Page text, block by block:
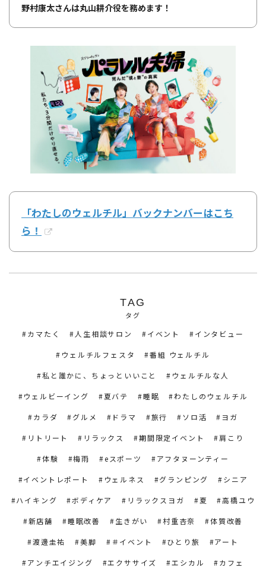
野村康太さんは丸山耕介役を務めます！
「わたしのウェルチル」バックナンバーはこち
ら！
TAG
タグ
カマたく 人生相談サロン イベント インタビュー
ウェルチルフェスタ 番組 ウェルチル
私と誰かに、ちょっといいこと ウェルチルな人
ウェルビーイング 夏バテ 睡眠 わたしのウェルチル
カラダ グルメ ドラマ 旅行 ソロ活 ヨガ
リトリート リラックス 期間限定イベント 肩こり
体験 梅雨 eスポーツ アフタヌーンティー
イベントレポート ウェルネス グランピング シニア
ハイキング ボディケア リラックスヨガ 夏 高橋ユウ
新店舗 睡眠改善 生きがい 村重杏奈 体質改善
渡邊圭祐 美脚 ＃イベント ひとり旅 アート
アンチエイジング エクササイズ エシカル カフェ